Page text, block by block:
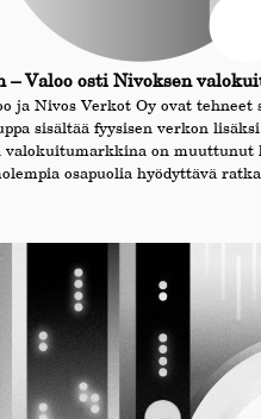
– Valoo osti Nivoksen
ja Nivos Verkot Oy ovat
sisältää fyysisen verkon
on
osapuolia hyödyttävä